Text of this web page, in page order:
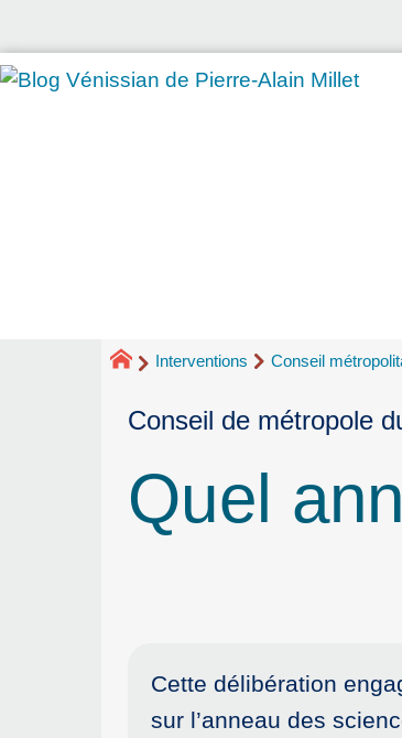
Interventions Conseil
Conseil de métropole
Quel
Cette délibération
sur l’anneau des